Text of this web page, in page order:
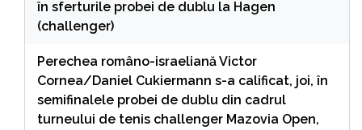
în sferturile probei de dublu la Hagen
(challenger)
Perechea româno-israeliană Victor
Cornea/Daniel Cukiermann s-a calificat, joi, în
semifinalele probei de dublu din cadrul
turneului de tenis challenger Mazovia Open,